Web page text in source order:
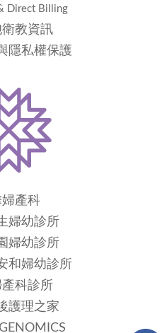
Direct Billing
教資訊
隱私權保護
產科
婦幼診所
婦幼診所
和婦幼診所
科診所
護理之家